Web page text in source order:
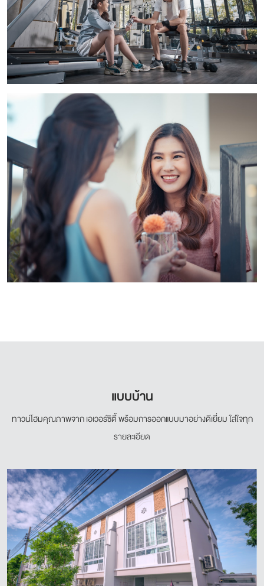
แบบบ้าน
ทาวน์โฮมคุณภาพจาก เอเวอร์ซิตี้ พร้อมการออกแบบมาอย่างดีเยี่ยม ใส่ใจทุก
รายละเอียด